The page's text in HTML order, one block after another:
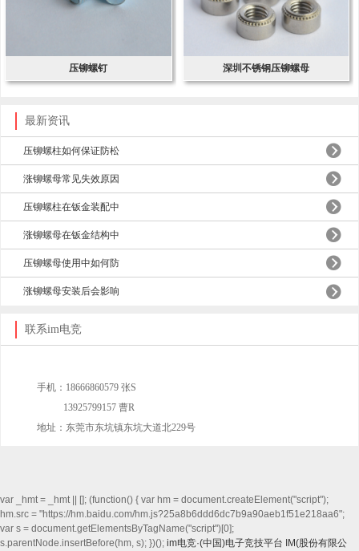
压铆螺钉 深圳不锈钢压铆螺母
最新资讯
压铆螺柱如何保证防松
涨铆螺母常见失效原因
压铆螺柱在钣金装配中
涨铆螺母在钣金结构中
压铆螺母使用中如何防
涨铆螺母安装后会影响
联系im电竞
手机：18666860579 张S
13925799157 曹R
地址：东莞市东坑镇东坑大道北229号
var _hmt = _hmt || []; (function() { var hm = document.createElement("script");
hm.src = "https://hm.baidu.com/hm.js?25a8b6ddd6dc7b9a90aeb1f51e218aa6";
var s = document.getElementsByTagName("script")[0];
s.parentNode.insertBefore(hm, s); })(); im电竞·(中国)电子竞技平台 IM(股份有限公